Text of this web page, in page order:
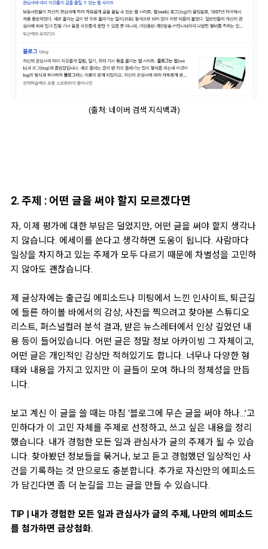
(출처: 네이버 검색 지식백과)
2. 주제 : 어떤 글을 써야 할지 모르겠다면
자, 이제 평가에 대한 부담은 덜었지만, 어떤 글을 써야 할지 생각나
지 않습니다. 에세이를 쓴다고 생각하면 도움이 됩니다. 사람마다
일상을 차지하고 있는 주제가 모두 다르기 때문에 차별성을 고민하
지 않아도 괜찮습니다.
제 글상자에는 출근길 에피소드나 미팅에서 느낀 인사이트, 퇴근길
에 들른 하이볼 바에서의 감상, 사진을 찍으려고 찾아본 스튜디오
리스트, 퍼스널컬러 분석 결과, 받은 뉴스레터에서 인상 깊었던 내
용 등이 들어있습니다. 어떤 글은 정말 정보 아카이빙 그 자체이고,
어떤 글은 개인적인 감상만 적혀있기도 합니다. 너무나 다양한 형
태와 내용을 가지고 있지만 이 글들이 모여 하나의 정체성을 만듭
니다.
보고 계신 이 글을 쓸 때는 마침 ‘블로그에 무슨 글을 써야 하나...’고
민하다가 이 고민 자체를 주제로 선정하고, 쓰고 싶은 내용을 정리
했습니다. 내가 경험한 모든 일과 관심사가 글의 주제가 될 수 있습
니다. 찾아봤던 정보들을 묶거나, 보고 듣고 경험했던 일상적인 사
건을 기록하는 것 만으로도 충분합니다. 추가로 자신만의 에피소드
가 담긴다면 좀 더 눈길을 끄는 글을 만들 수 있습니다.
TIP | 내가 경험한 모든 일과 관심사가 글의 주제, 나만의 에피소드
를 첨가하면 금상첨화.